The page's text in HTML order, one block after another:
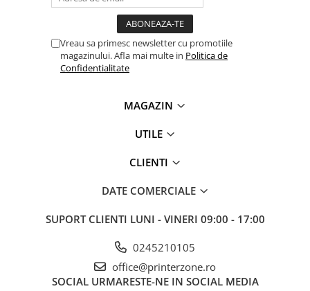
Vreau sa primesc newsletter cu promotiile
magazinului. Afla mai multe in Politica de
Confidentialitate
MAGAZIN
UTILE
CLIENTI
DATE COMERCIALE
SUPORT CLIENTI LUNI - VINERI 09:00 - 17:00
0245210105
office@printerzone.ro
SOCIAL URMARESTE-NE IN SOCIAL MEDIA